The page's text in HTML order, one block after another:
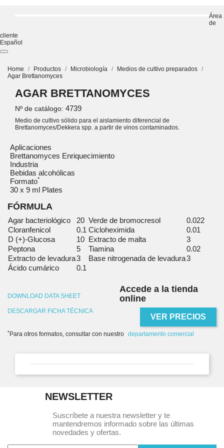
Área
de
cliente
Español
Home Productos Microbiología
Medios de cultivo preparados
Agar Brettanomyces
AGAR BRETTANOMYCES
Nº de catálogo: 4739
Medio de cultivo sólido para el aislamiento diferencial de
Brettanomyces/Dekkera spp. a partir de vinos contaminados.
Aplicaciones
Brettanomyces Enriquecimiento
Industria
Bebidas alcohólicas
Formato*
30 x 9 ml Plates
FÓRMULA
Agar bacteriológico 20 Verde de bromocresol
0.022
Cloranfenicol
0.1 Cicloheximida
0.01
D (+)-Glucosa
10 Extracto de malta
3
Peptona
5 Tiamina
0.02
Extracto de levadura3 Base nitrogenada de levadura3
Ácido cumárico
0.1
DOWNLOAD DATA SHEET
DESCARGAR FICHA TÉCNICA
Accede a la tienda
online
VER PRECIOS
* Para otros formatos, consultar con nuestro departamento comercial
NEWSLETTER
Suscríbete a nuestra newsletter y te
mantendremos informado sobre las últimas
novedades y ofertas.